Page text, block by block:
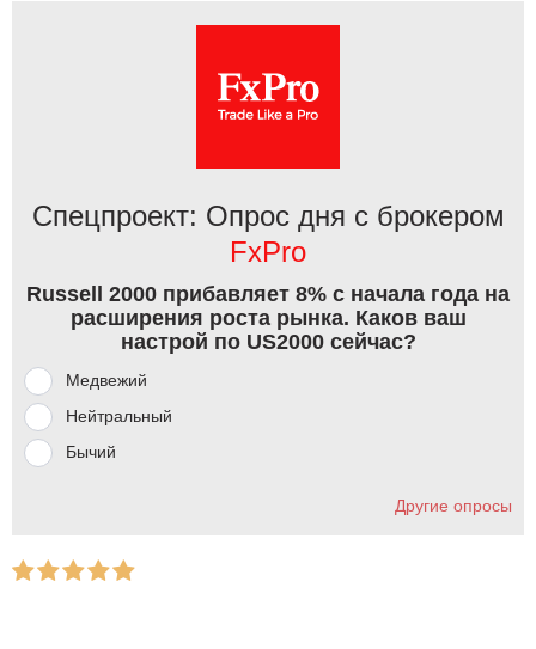
Спецпроект: Опрос дня с брокером
FxPro
Russell 2000 прибавляет 8% с начала года на
расширения роста рынка. Каков ваш
настрой по US2000 сейчас?
Медвежий
Нейтральный
Бычий
Другие опросы